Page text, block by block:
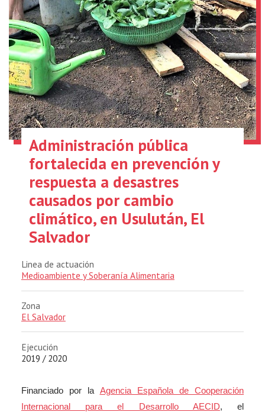
Administración pública
fortalecida en prevención y
respuesta a desastres
causados por cambio
climático, en Usulután, El
Salvador
Linea de actuación
Medioambiente y Soberanía Alimentaria
Zona
El Salvador
Ejecución
2019 / 2020
Financiado por la Agencia Española de Cooperación
Internacional para el Desarrollo AECID, el